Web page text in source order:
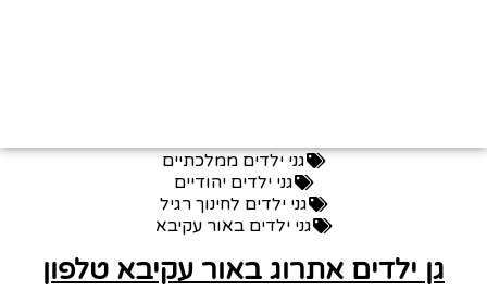
גני ילדים ממלכתיים
גני ילדים יהודיים
גני ילדים לחינוך רגיל
גני ילדים באור עקיבא
גן ילדים אתרוג באור עקיבא טלפון